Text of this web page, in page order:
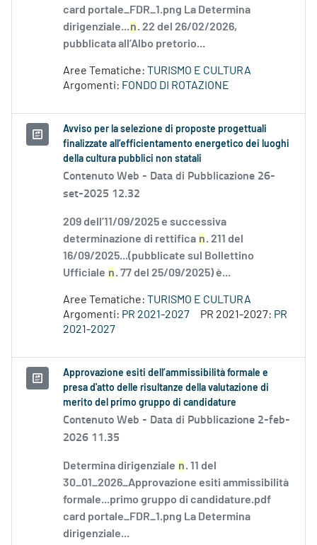
card portale_FDR_1.png La Determina
dirigenziale...n. 22 del 26/02/2026,
pubblicata all’Albo pretorio...
Aree Tematiche: TURISMO E CULTURA
Argomenti: FONDO DI ROTAZIONE
Avviso per la selezione di proposte progettuali
finalizzate all’efficientamento energetico dei luoghi
della cultura pubblici non statali
Contenuto Web - Data di Pubblicazione 26-
set-2025 12.32
209 dell’11/09/2025 e successiva
determinazione di rettifica n. 211 del
16/09/2025...(pubblicate sul Bollettino
Ufficiale n. 77 del 25/09/2025) è...
Aree Tematiche: TURISMO E CULTURA
Argomenti: PR 2021-2027 PR 2021-2027: PR
2021-2027
Approvazione esiti dell’ammissibilità formale e
presa d'atto delle risultanze della valutazione di
merito del primo gruppo di candidature
Contenuto Web - Data di Pubblicazione 2-feb-
2026 11.35
Determina dirigenziale n. 11 del
30_01_2026_Approvazione esiti ammissibilità
formale...primo gruppo di candidature.pdf
card portale_FDR_1.png La Determina
dirigenziale...